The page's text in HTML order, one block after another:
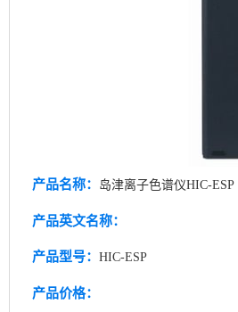
产品名称： 岛津离子色谱仪HIC-ESP
产品英文名称：
产品型号： HIC-ESP
产品价格：